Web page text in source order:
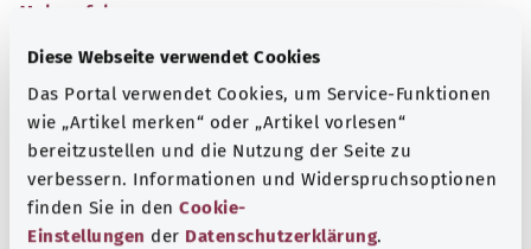
Diese Webseite verwendet Cookies
Das Portal verwendet Cookies, um Service-Funktionen
wie „Artikel merken“ oder „Artikel vorlesen“
bereitzustellen und die Nutzung der Seite zu
verbessern. Informationen und Widerspruchsoptionen
finden Sie in den Cookie-
Einstellungen der Datenschutzerklärung.
Mehr erfahren